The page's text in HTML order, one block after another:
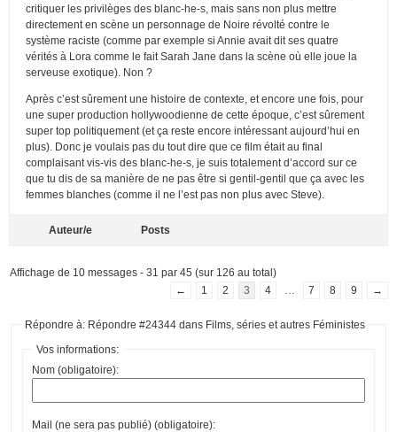
critiquer les privilèges des blanc-he-s, mais sans non plus mettre
directement en scène un personnage de Noire révolté contre le
système raciste (comme par exemple si Annie avait dit ses quatre
vérités à Lora comme le fait Sarah Jane dans la scène où elle joue la
serveuse exotique). Non ?
Après c’est sûrement une histoire de contexte, et encore une fois, pour
une super production hollywoodienne de cette époque, c’est sûrement
super top politiquement (et ça reste encore intéressant aujourd’hui en
plus). Donc je voulais pas du tout dire que ce film était au final
complaisant vis-vis des blanc-he-s, je suis totalement d’accord sur ce
que tu dis de sa manière de ne pas être si gentil-gentil que ça avec les
femmes blanches (comme il ne l’est pas non plus avec Steve).
Auteur/e Posts
Affichage de 10 messages - 31 par 45 (sur 126 au total)
←
1 2 3 4 7 8 9 →
Répondre à: Répondre #24344 dans Films, séries et autres Féministes
Vos informations:
Nom (obligatoire):
Mail (ne sera pas publié) (obligatoire):